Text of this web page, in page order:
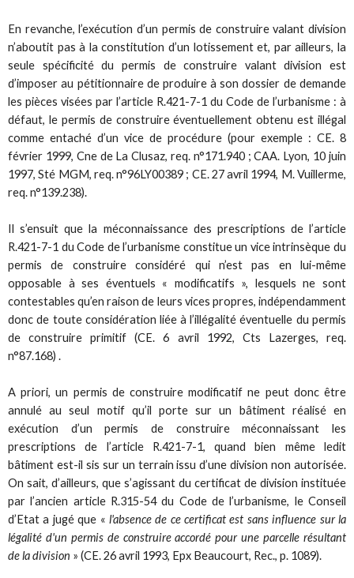
En revanche, l’exécution d’un permis de construire valant division
n’aboutit pas à la constitution d’un lotissement et, par ailleurs, la
seule spécificité du permis de construire valant division est
d’imposer au pétitionnaire de produire à son dossier de demande
les pièces visées par l’article R.421-7-1 du Code de l’urbanisme : à
défaut, le permis de construire éventuellement obtenu est illégal
comme entaché d’un vice de procédure (pour exemple : CE. 8
février 1999, Cne de La Clusaz, req. n°171.940 ; CAA. Lyon, 10 juin
1997, Sté MGM, req. n°96LY00389 ; CE. 27 avril 1994, M. Vuillerme,
req. n°139.238).
Il s’ensuit que la méconnaissance des prescriptions de l’article
R.421-7-1 du Code de l’urbanisme constitue un vice intrinsèque du
permis de construire considéré qui n’est pas en lui-même
opposable à ses éventuels « modificatifs », lesquels ne sont
contestables qu’en raison de leurs vices propres, indépendamment
donc de toute considération liée à l’illégalité éventuelle du permis
de construire primitif (CE. 6 avril 1992, Cts Lazerges, req.
n°87.168) .
A priori, un permis de construire modificatif ne peut donc être
annulé au seul motif qu’il porte sur un bâtiment réalisé en
exécution d’un permis de construire méconnaissant les
prescriptions de l’article R.421-7-1, quand bien même ledit
bâtiment est-il sis sur un terrain issu d’une division non autorisée.
On sait, d’ailleurs, que s’agissant du certificat de division instituée
par l’ancien article R.315-54 du Code de l’urbanisme, le Conseil
d’Etat a jugé que « l'absence de ce certificat est sans influence sur la
légalité d'un permis de construire accordé pour une parcelle résultant
de la division » (CE. 26 avril 1993, Epx Beaucourt, Rec., p. 1089).